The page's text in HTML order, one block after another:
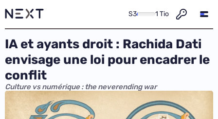
S3 1 Tio
IA et ayants droit : Rachida Dati
envisage une loi pour encadrer le
conflit
Culture vs numérique : the neverending war